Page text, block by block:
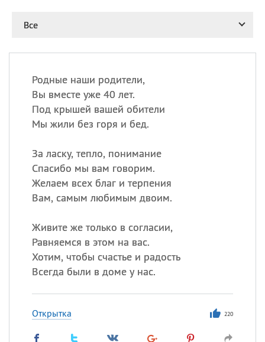
Все
Родные наши родители,
Вы вместе уже 40 лет.
Под крышей вашей обители
Мы жили без горя и бед.
За ласку, тепло, понимание
Спасибо мы вам говорим.
Желаем всех благ и терпения
Вам, самым любимым двоим.
Живите же только в согласии,
Равняемся в этом на вас.
Хотим, чтобы счастье и радость
Всегда были в доме у нас.
Открытка 220
врачей и целителя
09.08
ИМЕНА
Сегодня празднуют именины
Александр
Посмотреть значение
происхождение